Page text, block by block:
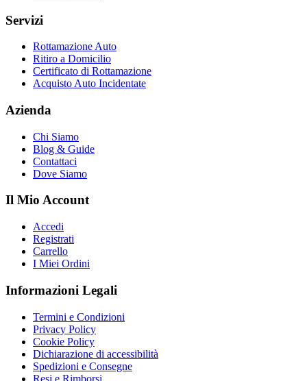
Servizi
Rottamazione Auto
Ritiro a Domicilio
Certificato di Rottamazione
Acquisto Auto Incidentate
Azienda
Chi Siamo
Blog & Guide
Contattaci
Dove Siamo
Il Mio Account
Accedi
Registrati
Carrello
I Miei Ordini
Informazioni Legali
Termini e Condizioni
Privacy Policy
Cookie Policy
Dichiarazione di accessibilità
Spedizioni e Consegne
Resi e Rimborsi